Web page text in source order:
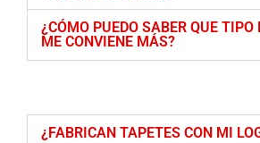
¿Cómo deseas que te contactemos
¿CÓMO PUEDO SABER QUE TIPO
ME CONVIENE MÁS?
¿FABRICAN TAPETES CON MI